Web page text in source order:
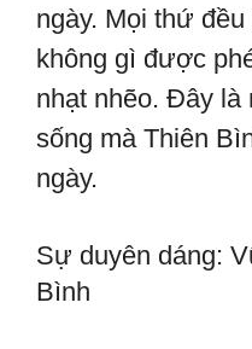
ngày. Mọi thứ
không gì được
nhạt nhẽo. Đây là
sống mà Thiên
ngày.
Sự duyên dáng:
Bình